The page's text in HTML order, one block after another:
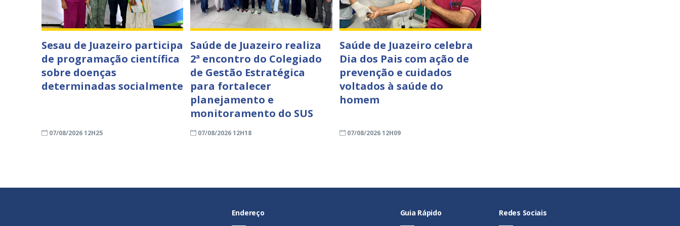
Sesau de Juazeiro participa
de programação científica
sobre doenças
determinadas socialmente
07/08/2026 12H25
Saúde de Juazeiro realiza
2ª encontro do Colegiado
de Gestão Estratégica
para fortalecer
planejamento e
monitoramento do SUS
07/08/2026 12H18
Saúde de Juazeiro celebra
Dia dos Pais com ação de
prevenção e cuidados
voltados à saúde do
homem
07/08/2026 12H09
Endereço Guia Rápido Redes Sociais